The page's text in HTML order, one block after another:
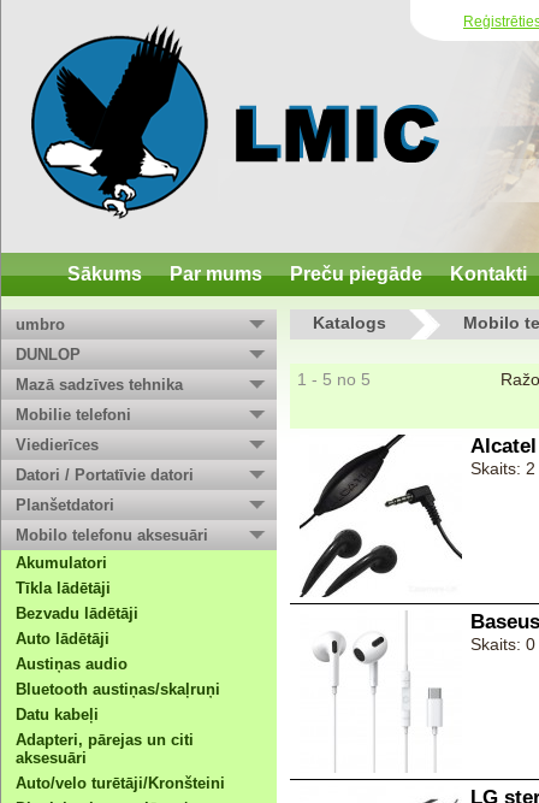
Sākums Par mums Preču piegāde Kontakti
umbro
DUNLOP
Mazā sadzīves tehnika
Mobilie telefoni
Viedierīces
Datori / Portatīvie datori
Planšetdatori
Mobilo telefonu aksesuāri
Akumulatori
Tīkla lādētāji
Bezvadu lādētāji
Auto lādētāji
Austiņas audio
Bluetooth austiņas/skaļruņi
Datu kabeļi
Adapteri, pārejas un citi
aksesuāri
Auto/velo turētāji/Kronšteini
Katalogs Mobilo
1 - 5 no 5
Skaits: 2
Skaits: 0
LG